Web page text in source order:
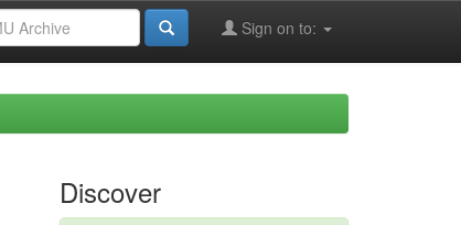
Sign on to:
Discover